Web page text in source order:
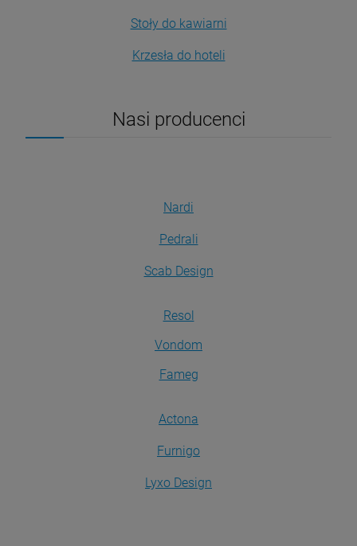
Stoły do kawiarni
Krzesła do hoteli
Nasi producenci
Nardi
Pedrali
Scab Design
Resol
Vondom
Fameg
Actona
Furnigo
Lyxo Design